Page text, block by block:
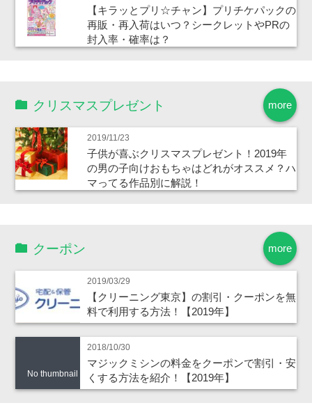
【キラッとプリ☆チャン】プリチケパックの
再販・再入荷はいつ？シークレットやPRの
封入率・確率は？
more
クリスマスプレゼント
2019/11/23
子供が喜ぶクリスマスプレゼント！2019年
の男の子向けおもちゃはどれがオススメ？ハ
マってる作品別に解説！
more
クーポン
2019/03/29
【クリーニング東京】の割引・クーポンを無
料で利用する方法！【2019年】
No thumbnail
2018/10/30
マジックミシンの料金をクーポンで割引・安
くする方法を紹介！【2019年】